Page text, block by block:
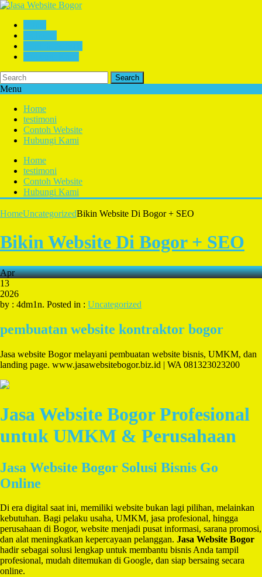
Search
Menu
Home
testimoni
Contoh Website
Hubungi Kami
Home
testimoni
Contoh Website
Hubungi Kami
HomeUncategorizedBikin Website Di Bogor + SEO
Bikin Website Di Bogor + SEO
Apr
13
2026
by : 4dm1n. Posted in : Uncategorized
pembuatan website kontraktor bogor
Jasa website Bogor melayani pembuatan website bisnis, UMKM, dan
landing page. www.jasawebsitebogor.biz.id | WA 081323023200
Jasa Website Bogor Profesional
untuk UMKM & Perusahaan
Jasa Website Bogor Solusi Bisnis Go
Online
Di era digital saat ini, memiliki website bukan lagi pilihan, melainkan
kebutuhan. Bagi pelaku usaha, UMKM, jasa profesional, hingga
perusahaan di Bogor, website menjadi pusat informasi, sarana promosi,
dan alat meningkatkan kepercayaan pelanggan. Jasa Website Bogor
hadir sebagai solusi lengkap untuk membantu bisnis Anda tampil
profesional, mudah ditemukan di Google, dan siap bersaing secara
online.